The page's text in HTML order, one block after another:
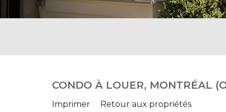
CONDO À LOUER, MONTRÉAL
Imprimer Retour aux propriétés